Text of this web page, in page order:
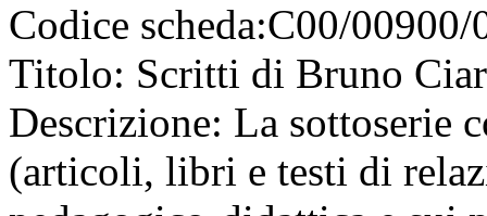
Codice scheda:C00/00900/
Titolo: Scritti di Bruno
Descrizione: La sottoserie
(articoli, libri e testi di